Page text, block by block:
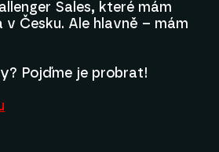
Sales, které mám
v Česku. Ale hlavně – mám
Pojďme je probrat!